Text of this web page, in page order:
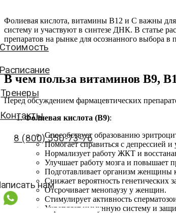
Тренеры
Контакты
8 (800) 550-73-76
нам
Фолиевая кислота, витамины B12 и C важны
систему и участвуют в синтезе ДНК. В статье
препаратов на рынке для осознанного выбора в
В чем польза витаминов В9,
Перед обсуждением фармацевтических
Фолиевая кислота (В9):
Способствует образованию
Помогает справиться с депрессией и
Нормализует работу ЖКТ и
Улучшает работу мозга и повышает
Подготавливает организм женщины
Снижает вероятность генетических
Отсрочивает менопаузу у женщин.
Стимулирует активность
Укрепляет иммунную систему и